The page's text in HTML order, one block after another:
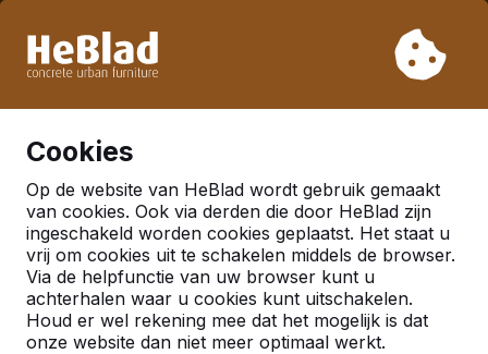
week 33. Houdt u daarom rekening met langere levertijden.
Cookies
Op de website van HeBlad wordt gebruik gemaakt
van cookies. Ook via derden die door HeBlad zijn
ingeschakeld worden cookies geplaatst. Het staat u
vrij om cookies uit te schakelen middels de browser.
Via de helpfunctie van uw browser kunt u
achterhalen waar u cookies kunt uitschakelen.
Houd er wel rekening mee dat het mogelijk is dat
onze website dan niet meer optimaal werkt.
Al meer dan 30.000 producten verkocht
Nederland
Referenties in:
Zoetermeer